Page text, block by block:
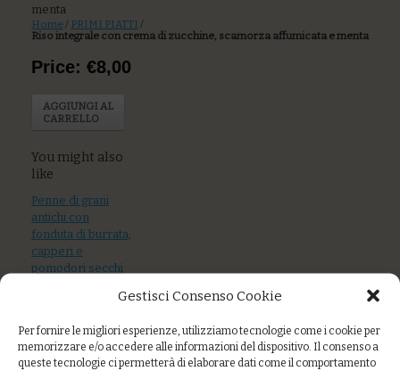
Gestisci Consenso Cookie
Per fornire le migliori esperienze, utilizziamo tecnologie come i cookie per
memorizzare e/o accedere alle informazioni del dispositivo. Il consenso a
queste tecnologie ci permetterà di elaborare dati come il comportamento
menta
Home / PRIMI PIATTI /
Riso integrale con crema di zucchine, scamorza affumicata e menta
Price: €8,00
AGGIUNGI AL
CARRELLO
You might also
like
Penne di grani
antichi con
fonduta di burrata,
capperi e
pomodori secchi
Spaghetti di grani
di rucola e
mandorle